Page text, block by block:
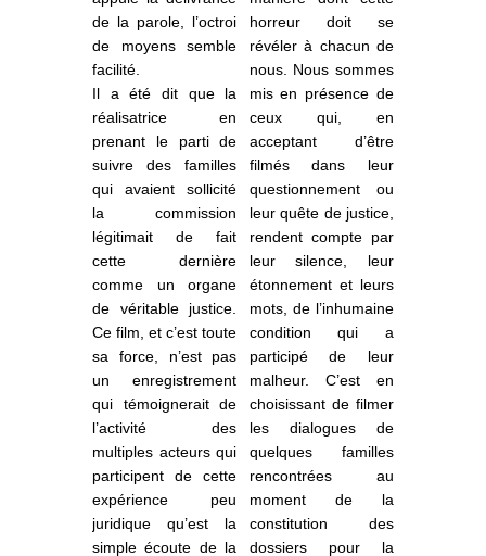
de la parole, l’octroi
de moyens semble
facilité.
Il a été dit que la
réalisatrice en
prenant le parti de
suivre des familles
qui avaient sollicité
la commission
légitimait de fait
cette dernière
comme un organe
de véritable justice.
Ce film, et c’est toute
sa force, n’est pas
un enregistrement
qui témoignerait de
l’activité des
multiples acteurs qui
participent de cette
expérience peu
juridique qu’est la
simple écoute de la
horreur doit se
révéler à chacun de
nous. Nous sommes
mis en présence de
ceux qui, en
acceptant d’être
filmés dans leur
questionnement ou
leur quête de justice,
rendent compte par
leur silence, leur
étonnement et leurs
mots, de l’inhumaine
condition qui a
participé de leur
malheur. C’est en
choisissant de filmer
les dialogues de
quelques familles
rencontrées au
moment de la
constitution des
dossiers pour la